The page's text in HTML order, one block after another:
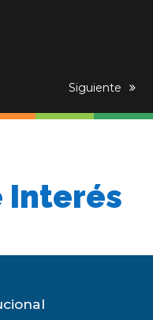
next
Siguiente
Interés